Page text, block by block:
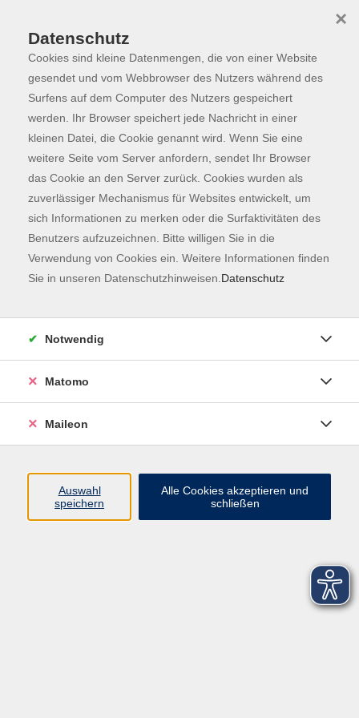
Skip to main content
Programm
Der Kurs konnte nicht gefunden werden.
Kontaktformular
Impressum
AGB
Datenschutzerklärung
Datenschutz
Cookies sind kleine Datenmengen, die von einer Website
gesendet und vom Webbrowser des Nutzers während des
Surfens auf dem Computer des Nutzers gespeichert
werden. Ihr Browser speichert jede Nachricht in einer
kleinen Datei, die Cookie genannt wird. Wenn Sie eine
weitere Seite vom Server anfordern, sendet Ihr Browser
das Cookie an den Server zurück. Cookies wurden als
zuverlässiger Mechanismus für Websites entwickelt, um
sich Informationen zu merken oder die Surfaktivitäten des
Benutzers aufzuzeichnen. Bitte willigen Sie in die
Verwendung von Cookies ein. Weitere Informationen finden
Sie in unseren Datenschutzhinweisen. Datenschutz
×
Notwendig
Matomo
Maileon
Auswahl
speichern
Alle Cookies akzeptieren und
schließen